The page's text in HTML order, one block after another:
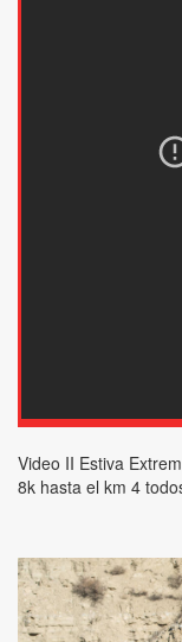
Video II Estiva
8k hasta el km 4